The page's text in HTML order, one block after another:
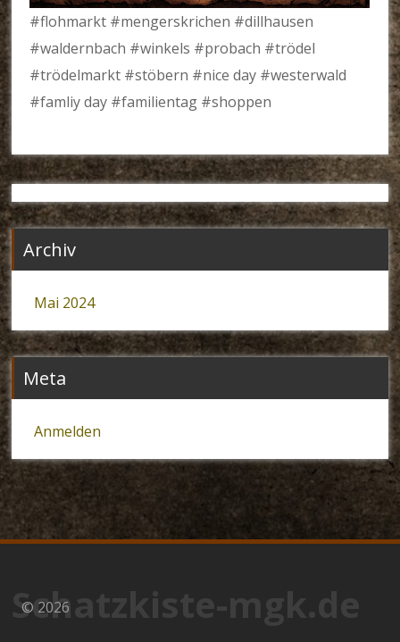
#flohmarkt #mengerskrichen #dillhausen
#waldernbach #winkels #probach #trödel
#trödelmarkt #stöbern #nice day #westerwald
#famliy day #familientag #shoppen
Archiv
Mai 2024
Meta
Anmelden
Schatzkiste-mgk.de
© 2026